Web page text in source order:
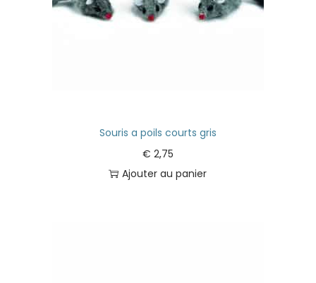
Souris a poils courts gris
€ 2,75
Ajouter au panier